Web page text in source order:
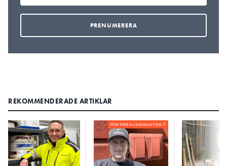
REKOMMENDERADE ARTIKLAR
FÖR PRENUMERANTER